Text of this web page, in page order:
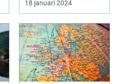
18 januari 2024